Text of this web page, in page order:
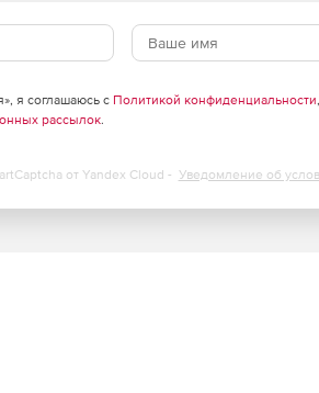
я соглашаюсь с Политикой конфиденциальности
рассылок.
от Yandex Cloud - Уведомление об